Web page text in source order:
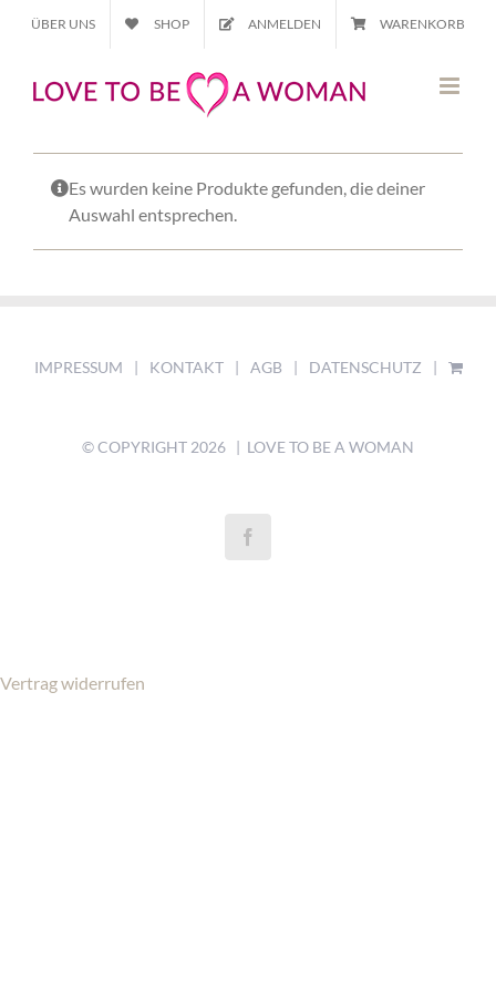
Inhalt
ÜBER UNS SHOP ANMELDEN WARENKORB
Es wurden keine Produkte gefunden, die deiner
Auswahl entsprechen.
IMPRESSUM KONTAKT AGB DATENSCHUTZ
© COPYRIGHT 2026 | LOVE TO BE A WOMAN
Vertrag widerrufen